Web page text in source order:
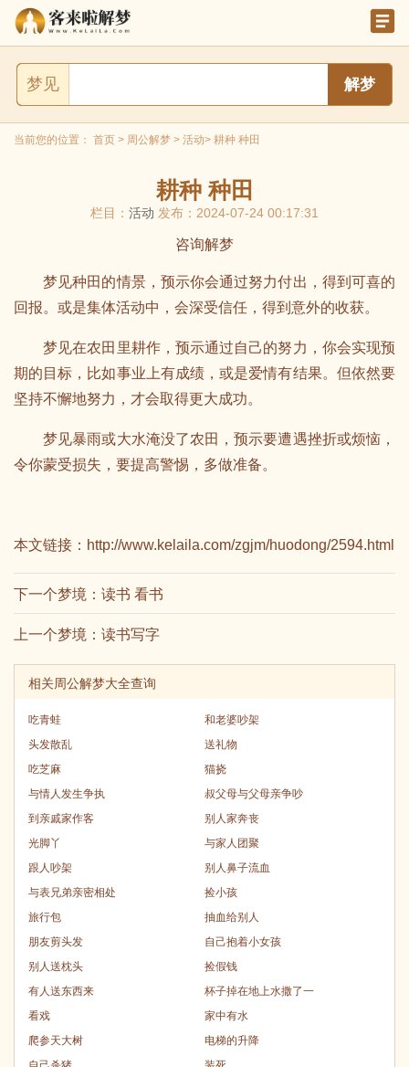
梦见
当前您的位置： 首页 > 周公解梦 > 活动> 耕种 种田
耕种 种田
栏目： 活动 发布：2024-07-24 00:17:31
咨询解梦
梦见种田的情景，预示你会通过努力付出，得到可喜的
回报。或是集体活动中，会深受信任，得到意外的收获。
梦见在农田里耕作，预示通过自己的努力，你会实现预
期的目标，比如事业上有成绩，或是爱情有结果。但依然要
坚持不懈地努力，才会取得更大成功。
梦见暴雨或大水淹没了农田，预示要遭遇挫折或烦恼，
令你蒙受损失，要提高警惕，多做准备。
本文链接： http://www.kelaila.com/zgjm/huodong/2594.html
下一个梦境： 读书 看书
上一个梦境： 读书写字
相关周公解梦大全查询
吃青蛙
和老婆吵架
头发散乱
送礼物
吃芝麻
猫挠
与情人发生争执
叔父母与父母亲争吵
到亲戚家作客
别人家奔丧
光脚丫
与家人团聚
跟人吵架
别人鼻子流血
与表兄弟亲密相处
捡小孩
旅行包
抽血给别人
朋友剪头发
自己抱着小女孩
别人送枕头
捡假钱
有人送东西来
杯子掉在地上水撒了一
看戏
家中有水
爬参天大树
电梯的升降